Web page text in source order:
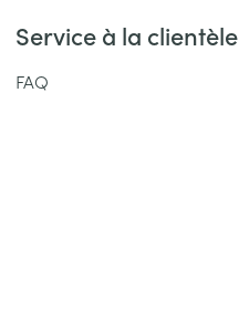
Service à la clientèle
FAQ